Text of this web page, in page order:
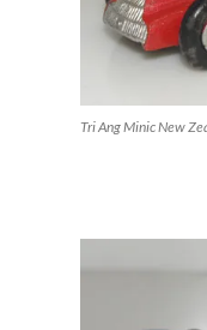
Tri Ang Minic New